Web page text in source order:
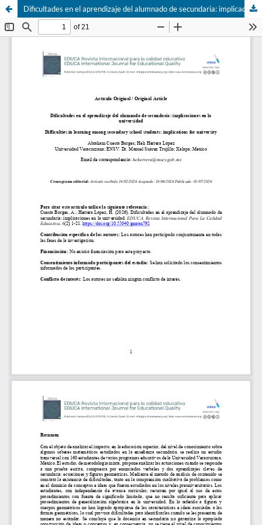
Dificultades en el aprendizaje del alumnado de secundaria: implicaciones en la universidad